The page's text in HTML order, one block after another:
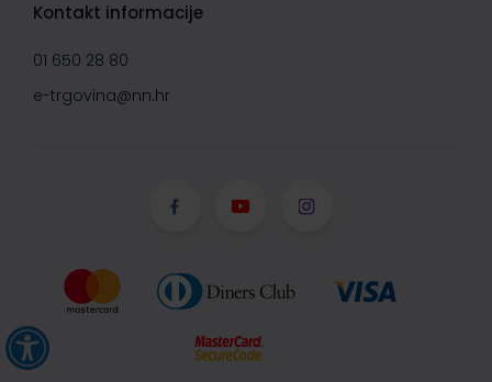
Kontakt informacije
01 650 28 80
e-trgovina@nn.hr